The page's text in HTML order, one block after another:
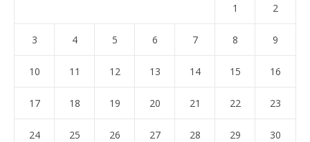
1 2
3 4 5 6 7 8 9
10 11 12 13 14 15 16
17 18 19 20 21 22 23
24 25 26 27 28 29 30